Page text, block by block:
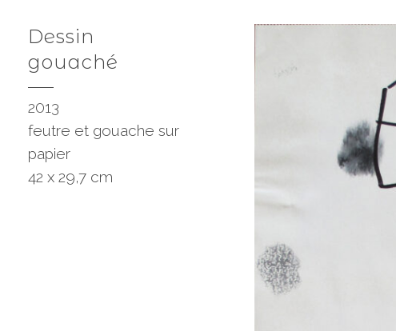
Dessin
gouaché
2013
feutre et gouache sur
papier
42 x 29,7 cm